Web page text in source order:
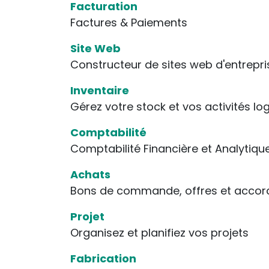
Facturation
Factures & Paiements
Site Web
Constructeur de sites web
Inventaire
Gérez votre stock et vos activités
Comptabilité
Comptabilité Financière et
Achats
Bons de commande, offres et
Projet
Organisez et planifiez vos projets
Fabrication